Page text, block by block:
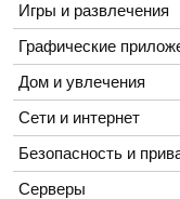
Игры и развлечения
Графические
Дом и увлечения
Сети и интернет
Безопасность и
Серверы